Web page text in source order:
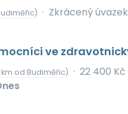
· Zkrácený úvazek
ve
km od Budiměřic) · 22 400 Kč